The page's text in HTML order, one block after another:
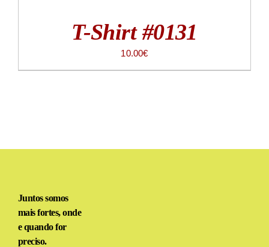
T-Shirt #0131
10.00€
Juntos somos
mais fortes, onde
e quando for
preciso.